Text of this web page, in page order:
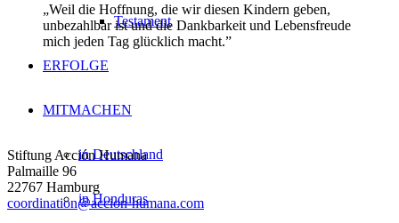
Testament
ERFOLGE
MITMACHEN
in Deutschland
in Honduras
„Weil die Hoffnung, die wir diesen Kindern geben,
unbezahlbar ist und die Dankbarkeit und Lebensfreude
mich jeden Tag glücklich macht.”
Stiftung Acción Humana
Palmaille 96
22767 Hamburg
coordination@accion-humana.com